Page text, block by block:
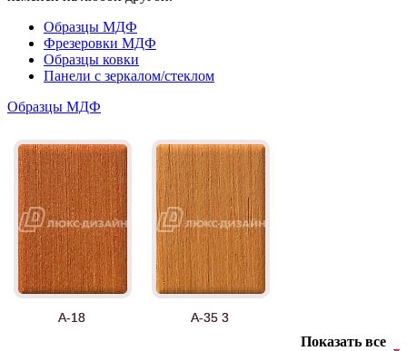
Образцы МДФ
Фрезеровки МДФ
Образцы ковки
Панели с зеркалом/стеклом
Образцы МДФ
А-18 А-35 3
Показать все